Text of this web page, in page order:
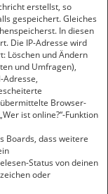
erstellst, so
gespeichert. Gleiches
In diesen
Die IP-Adresse wird
Löschen und Ändern
und Umfragen),
Adresse,
Browser-
ist online?“-Funktion
Boards, dass weitere
Status von deinen
oder